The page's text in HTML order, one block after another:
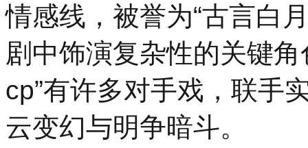
情感线，被誉为“古言白
剧中饰演复杂性的关键
cp”有许多对手戏，联手
云变幻与明争暗斗。